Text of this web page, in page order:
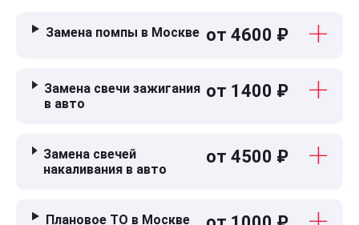
Замена помпы в Москве от 4600 ₽
Замена свечи зажигания
в авто
от 1400 ₽
Замена свечей
накаливания в авто
от 4500 ₽
Плановое ТО в Москве